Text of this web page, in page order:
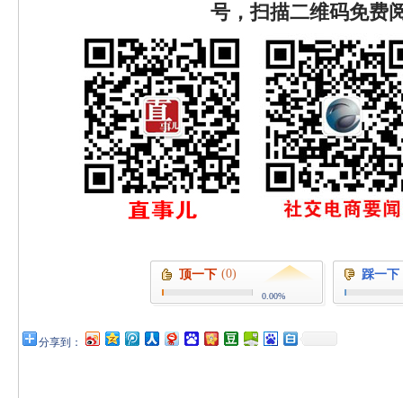
号，扫描二维码免费
顶一下 (0)
0.00%
踩一下
分享到：